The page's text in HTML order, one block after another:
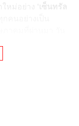
หม่อย่าง
‘เซ็นทรัล